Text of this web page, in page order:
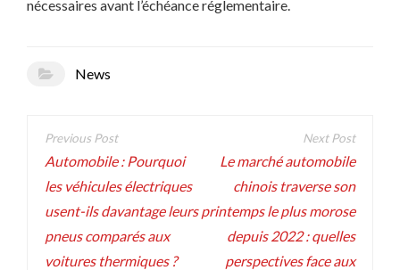
nécessaires avant l’échéance réglementaire.
News
Navigation
de
l’article
Automobile : Pourquoi
les véhicules électriques
usent-ils davantage leurs
pneus comparés aux
voitures thermiques ?
Le marché automobile
chinois traverse son
printemps le plus morose
depuis 2022 : quelles
perspectives face aux